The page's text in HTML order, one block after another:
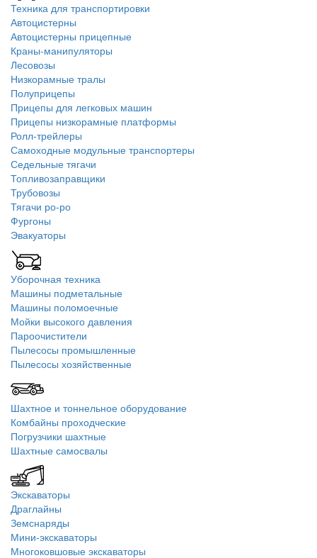
Техника для транспортировки
Автоцистерны
Автоцистерны прицепные
Краны-манипуляторы
Лесовозы
Низкорамные тралы
Полуприцепы
Прицепы для легковых машин
Прицепы низкорамные платформы
Ролл-трейлеры
Самоходные модульные транспортеры
Седельные тягачи
Топливозаправщики
Трубовозы
Тягачи ро-ро
Фургоны
Эвакуаторы
Уборочная техника
Машины подметальные
Машины поломоечные
Мойки высокого давления
Пароочистители
Пылесосы промышленные
Пылесосы хозяйственные
Шахтное и тоннельное оборудование
Комбайны проходческие
Погрузчики шахтные
Шахтные самосвалы
Экскаваторы
Драглайны
Земснаряды
Мини-экскаваторы
Многоковшовые экскаваторы